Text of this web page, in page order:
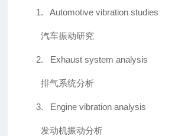
1. Automotive vibration studies
汽车振动研究
2. Exhaust system analysis
排气系统分析
3. Engine vibration analysis
发动机振动分析